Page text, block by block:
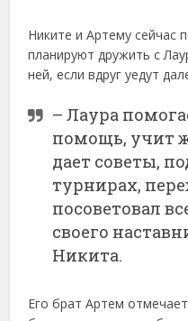
Никите и Артему сейчас
планируют дружить с
ней, если вдруг уедут
– Лаура
помощь, учит
дает советы,
турнирах,
посоветовал
своего
Никита.
Его брат Артем